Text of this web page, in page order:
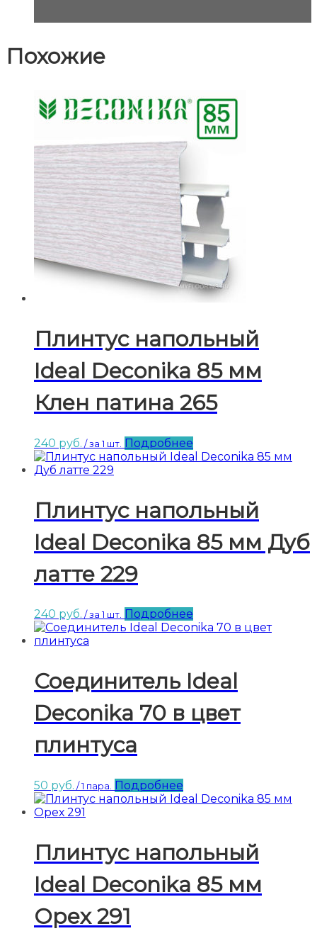
Похожие
Плинтус напольный
Ideal Deconika 85 мм
Клен патина 265
240 руб. / за 1 шт. Подробнее
Плинтус напольный
Ideal Deconika 85 мм Дуб
латте 229
240 руб. / за 1 шт. Подробнее
Соединитель Ideal
Deconika 70 в цвет
плинтуса
50 руб. / 1 пара. Подробнее
Плинтус напольный
Ideal Deconika 85 мм
Орех 291